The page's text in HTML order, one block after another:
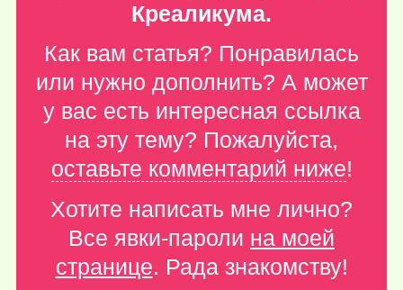
Креаликума.
Как вам статья? Понравилась
или нужно дополнить? А может
у вас есть интересная ссылка
на эту тему? Пожалуйста,
оставьте комментарий ниже!
Хотите написать мне лично?
Все явки-пароли на моей
странице. Рада знакомству!